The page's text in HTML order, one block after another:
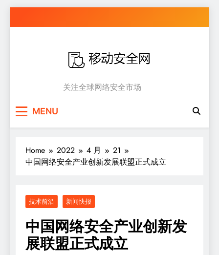
to
移动安全网
关注全球网络安全市场
MENU
Home 2022 4 月
21
中国网络安全产业创新发展联盟正式成立
技术前沿 新闻快报
中国网络安全产业创新发
展联盟正式成立